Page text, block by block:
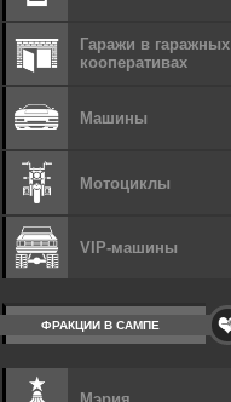
Гаражи в гаражных
кооперативах
Машины
Мотоциклы
VIP-машины
ФРАКЦИИ В САМПЕ